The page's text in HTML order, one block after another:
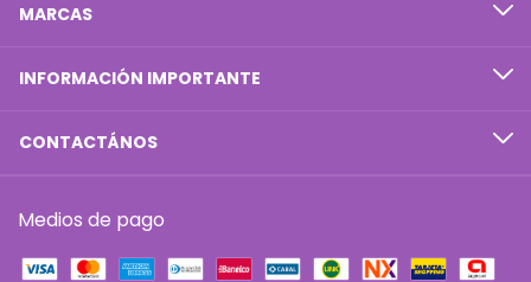
MARCAS
INFORMACIÓN IMPORTANTE
CONTACTÁNOS
Medios de pago